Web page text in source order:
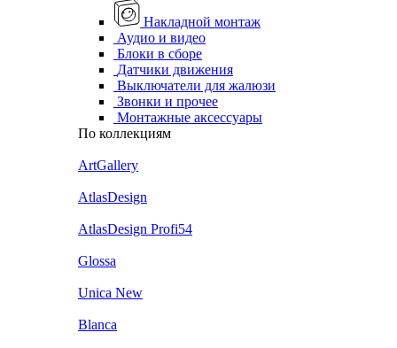
Накладной монтаж
Аудио и видео
Блоки в сборе
Датчики движения
Выключатели для жалюзи
Звонки и прочее
Монтажные аксессуары
По коллекциям
ArtGallery
AtlasDesign
AtlasDesign Profi54
Glossa
Unica New
Blanca